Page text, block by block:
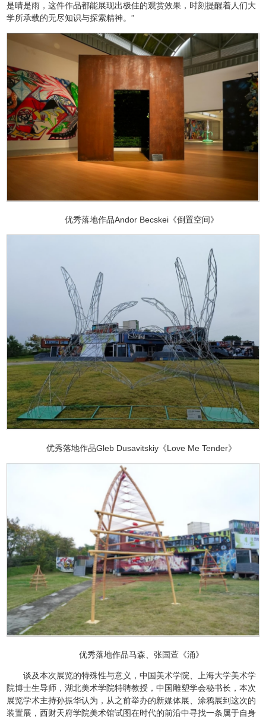
是晴是雨，这件作品都能展现出极佳的观赏效果，时刻提醒着人们大
学所承载的无尽知识与探索精神。”
优秀落地作品Andor Becskei《倒置空间》
优秀落地作品Gleb Dusavitskiy《Love Me Tender》
优秀落地作品马森、张国萱《涌》
谈及本次展览的特殊性与意义，中国美术学院、上海大学美术学
院博士生导师，湖北美术学院特聘教授，中国雕塑学会秘书长，本次
展览学术主持孙振华认为，从之前举办的新媒体展、涂鸦展到这次的
装置展，西财天府学院美术馆试图在时代的前沿中寻找一条属于自身